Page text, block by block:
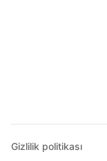
Gizlilik politikası